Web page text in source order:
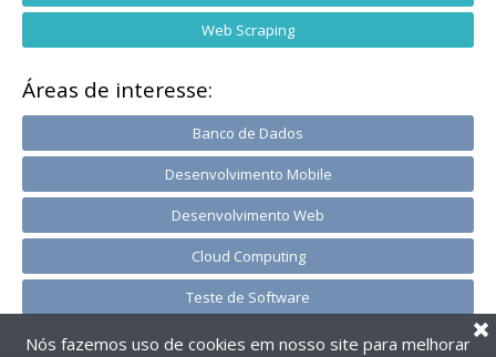
Web Scraping
Áreas de interesse:
Banco de Dados
Desenvolvimento Mobile
Desenvolvimento Web
Cloud Computing
Teste de Software
Nós fazemos uso de cookies em nosso site para melhorar